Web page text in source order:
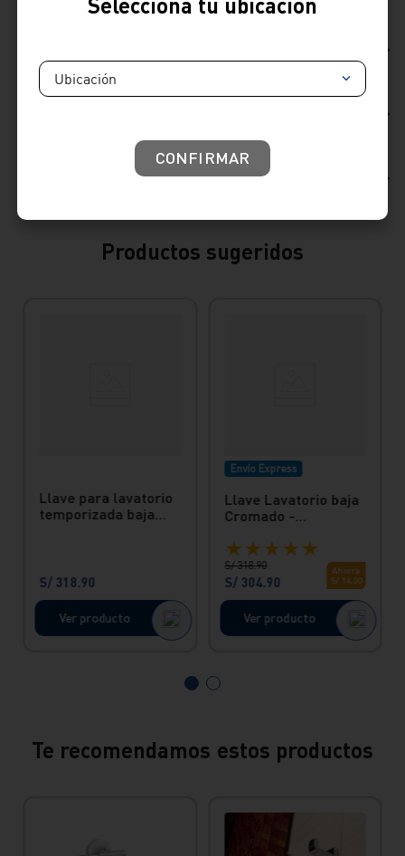
Consideraciones de producto
Productos sugeridos
Llave para lavatorio
temporizada baja
S/ 318.90
Ver producto
Envío Express
Llave Lavatorio baja
Cromado -
★★★★★
S/ 318.90
S/ 304.90
Ahorra
S/ 14. 00
Ver producto
Te recomendamos estos productos
Ubicación
CONFIRMAR